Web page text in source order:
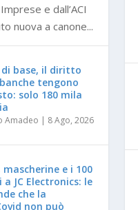
e dall’ACI
nuova a canone...
base, il diritto
tengono
solo 180 mila
Amadeo | 8 Ago, 2026
mascherine e i 100
JC Electronics: le
che la
non può